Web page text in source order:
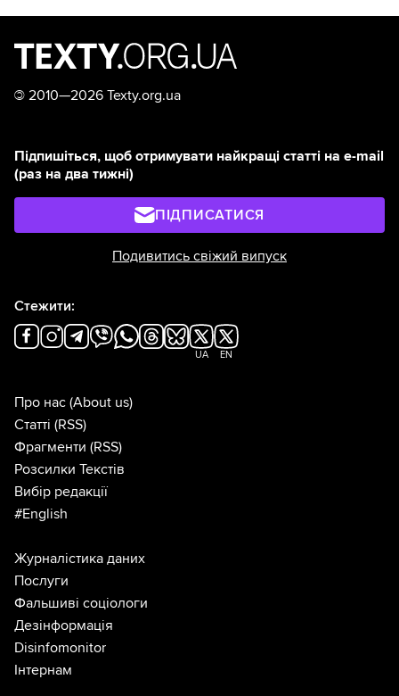
© 2010—2026 Texty.org.ua
Підпишіться, щоб отримувати найкращі статті на e-mail
(раз на два тижні)
ПІДПИСАТИСЯ
Подивитись свіжий випуск
Стежити:
UA EN
Про нас (About us)
Статті (RSS)
Фрагменти (RSS)
Розсилки Текстів
Вибір редакції
#English
Журналістика даних
Послуги
Фальшиві соціологи
Дезінформація
Disinfomonitor
Інтернам